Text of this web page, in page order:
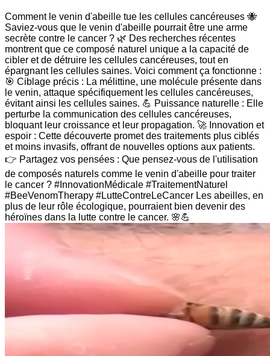
Comment le venin d'abeille tue les cellules cancéreuses 🐝
Saviez-vous que le venin d'abeille pourrait être une arme
secrète contre le cancer ? 🌿 Des recherches récentes
montrent que ce composé naturel unique a la capacité de
cibler et de détruire les cellules cancéreuses, tout en
épargnant les cellules saines. Voici comment ça fonctionne :
🎯 Ciblage précis : La mélittine, une molécule présente dans
le venin, attaque spécifiquement les cellules cancéreuses,
évitant ainsi les cellules saines. 💪 Puissance naturelle : Elle
perturbe la communication des cellules cancéreuses,
bloquant leur croissance et leur propagation. 🚀 Innovation et
espoir : Cette découverte promet des traitements plus ciblés
et moins invasifs, offrant de nouvelles options aux patients.
👉 Partagez vos pensées : Que pensez-vous de l'utilisation
de composés naturels comme le venin d'abeille pour traiter
le cancer ? #InnovationMédicale #TraitementNaturel
#BeeVenomTherapy #LutteContreLeCancer Les abeilles, en
plus de leur rôle écologique, pourraient bien devenir des
héroïnes dans la lutte contre le cancer. 🌸💪